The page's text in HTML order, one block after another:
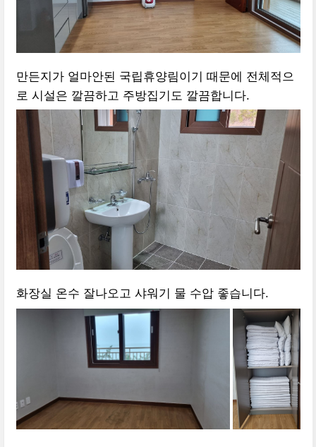
만든지가 얼마안된 국립휴양림이기 때문에 전체적으
로 시설은 깔끔하고 주방집기도 깔끔합니다.
화장실 온수 잘나오고 샤워기 물 수압 좋습니다.